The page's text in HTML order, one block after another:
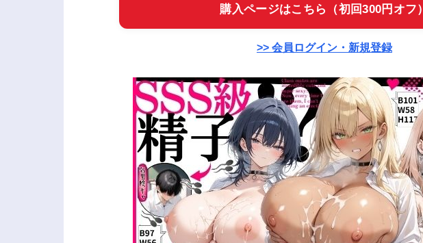
購入ページはこちら（初回300円オフ）
>> 会員ログイン・新規登録